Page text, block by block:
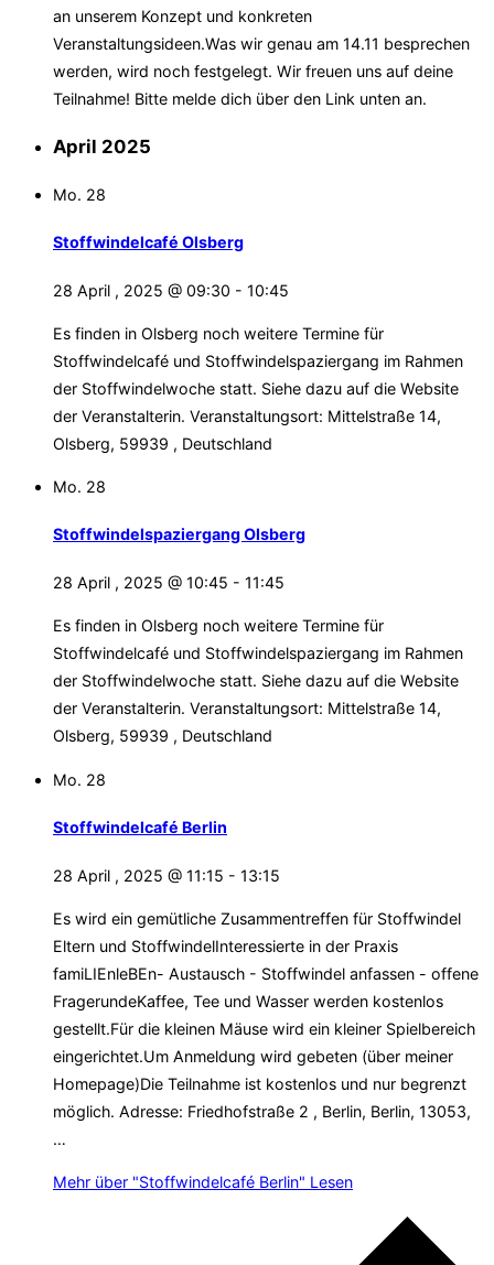
an unserem Konzept und konkreten
Veranstaltungsideen.Was wir genau am 14.11 besprechen
werden, wird noch festgelegt. Wir freuen uns auf deine
Teilnahme! Bitte melde dich über den Link unten an.
April 2025
Mo. 28
Stoffwindelcafé Olsberg
28 April , 2025 @ 09:30 - 10:45
Es finden in Olsberg noch weitere Termine für
Stoffwindelcafé und Stoffwindelspaziergang im Rahmen
der Stoffwindelwoche statt. Siehe dazu auf die Website
der Veranstalterin. Veranstaltungsort: Mittelstraße 14,
Olsberg, 59939 , Deutschland
Mo. 28
Stoffwindelspaziergang Olsberg
28 April , 2025 @ 10:45 - 11:45
Es finden in Olsberg noch weitere Termine für
Stoffwindelcafé und Stoffwindelspaziergang im Rahmen
der Stoffwindelwoche statt. Siehe dazu auf die Website
der Veranstalterin. Veranstaltungsort: Mittelstraße 14,
Olsberg, 59939 , Deutschland
Mo. 28
Stoffwindelcafé Berlin
28 April , 2025 @ 11:15 - 13:15
Es wird ein gemütliche Zusammentreffen für Stoffwindel
Eltern und StoffwindelInteressierte in der Praxis
famiLIEnleBEn- Austausch - Stoffwindel anfassen - offene
FragerundeKaffee, Tee und Wasser werden kostenlos
gestellt.Für die kleinen Mäuse wird ein kleiner Spielbereich
eingerichtet.Um Anmeldung wird gebeten (über meiner
Homepage)Die Teilnahme ist kostenlos und nur begrenzt
möglich. Adresse: Friedhofstraße 2 , Berlin, Berlin, 13053,
…
Mehr über "Stoffwindelcafé Berlin" Lesen